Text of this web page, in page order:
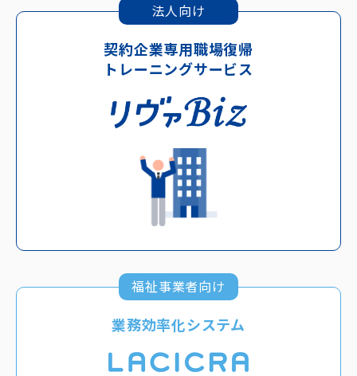
法人向け
契約企業専用職場復帰
トレーニングサービス
福祉事業者向け
業務効率化システム